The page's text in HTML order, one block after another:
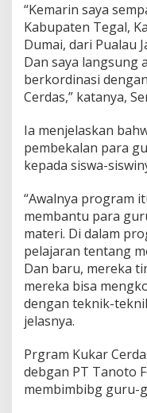
“Kemarin saya
Kabupaten Tegal,
Dumai, dari Pualau
Dan saya langsung
berkordinasi
Cerdas,” katanya,
Ia menjelaskan
pembekalan para
kepada siswa-
“Awalnya program
membantu para
materi. Di dalam
pelajaran tentang
Dan baru, mereka
mereka bisa
dengan teknik-
jelasnya.
Prgram Kukar
debgan PT Tanoto
membimbibg guru-